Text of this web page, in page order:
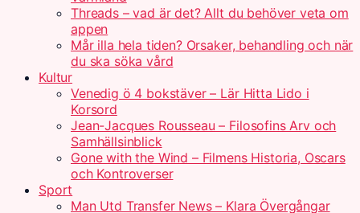
Threads – vad är det? Allt du behöver veta om
appen
Mår illa hela tiden? Orsaker, behandling och när
du ska söka vård
Kultur
Venedig ö 4 bokstäver – Lär Hitta Lido i
Korsord
Jean-Jacques Rousseau – Filosofins Arv och
Samhällsinblick
Gone with the Wind – Filmens Historia, Oscars
och Kontroverser
Sport
Man Utd Transfer News – Klara Övergångar